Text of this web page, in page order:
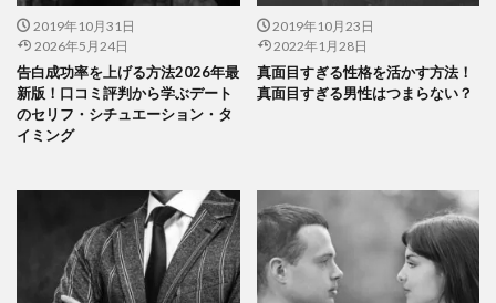
2019年10月31日
2026年5月24日
告白成功率を上げる方法2026年最
新版！口コミ評判から学ぶデート
のセリフ・シチュエーション・タ
イミング
2019年10月23日
2022年1月28日
真面目すぎる性格を活かす方法！
真面目すぎる男性はつまらない？